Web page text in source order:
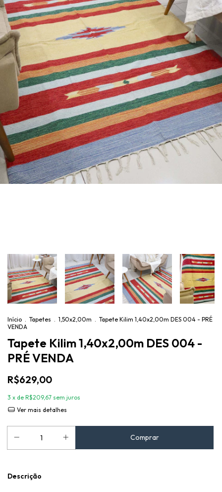
Início Tapetes 1,50x2,00m
Tapete Kilim 1,40x2,00m DES 004 - PRÉ
VENDA
Tapete Kilim 1,40x2,00m DES 004 -
PRÉ VENDA
R$629,00
3 x de R$209,67 sem juros
Ver mais detalhes
Descrição